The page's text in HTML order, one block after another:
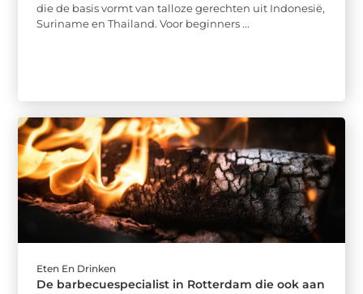
die de basis vormt van talloze gerechten uit Indonesië,
Suriname en Thailand. Voor beginners ...
Eten En Drinken
De barbecuespecialist in Rotterdam die ook aan